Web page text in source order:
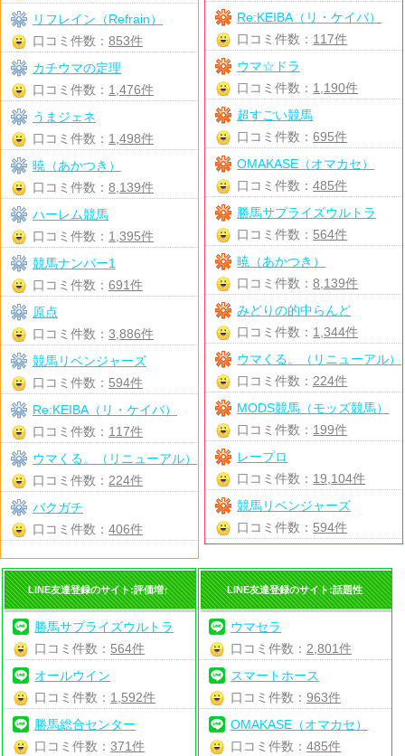
Re:KEIBA（リ・ケイバ）
口コミ件数： 117件
ウマ☆ドラ
口コミ件数： 1,190件
超すごい競馬
口コミ件数：695件
OMAKASE（オマカセ）
口コミ件数：485件
勝馬サプライズウルトラ
口コミ件数： 564件
暁（あかつき）
口コミ件数：8,139件
みどりの的中らんど
口コミ件数： 1,344件
ウマくる。（リニューアル）
口コミ件数： 224件
MODS競馬（モッズ競馬）
口コミ件数： 199件
レープロ
口コミ件数： 19,104件
競馬リベンジャーズ
口コミ件数： 594件
リフレイン（Refrain）
口コミ件数： 853件
カチウマの定理
口コミ件数： 1,476件
うまジェネ
口コミ件数： 1,498件
暁（あかつき）
口コミ件数： 8,139件
ハーレム競馬
口コミ件数： 1,395件
競馬ナンバー1
口コミ件数： 691件
原点
口コミ件数： 3,886件
競馬リベンジャーズ
口コミ件数： 594件
Re:KEIBA（リ・ケイバ）
口コミ件数： 117件
ウマくる。（リニューアル）
口コミ件数： 224件
バクガチ
口コミ件数： 406件
LINE友達登録のサイト:評価増↑
勝馬サプライズウルトラ
口コミ件数： 564件
オールウイン
口コミ件数： 1,592件
勝馬総合センター
口コミ件数：371件
LINE友達登録のサイト:話題性
ウマセラ
口コミ件数： 2,801件
スマートホース
口コミ件数： 963件
OMAKASE（オマカセ）
口コミ件数： 485件